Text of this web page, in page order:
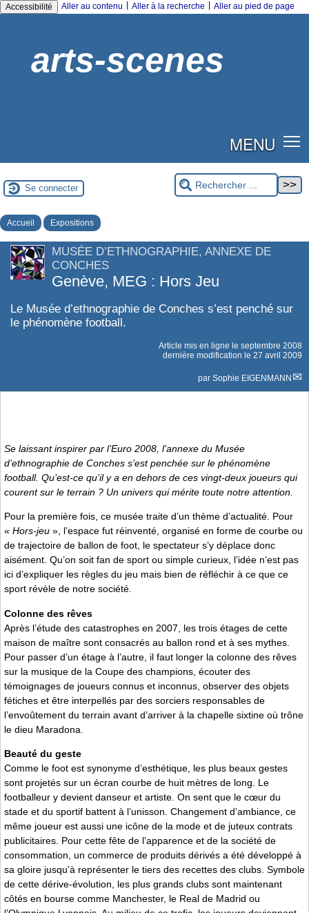
Accessibilité Aller au contenu Aller à la recherche Aller au pied de page
arts-scenes
MENU
Se connecter
Accueil Expositions
MUSÉE D’ETHNOGRAPHIE, ANNEXE DE
CONCHES
Genève, MEG : Hors Jeu
Le Musée d’ethnographie de Conches s’est penché sur
le phénomène football.
Article mis en ligne le septembre 2008
dernière modification le 27 avril 2009
par Sophie EIGENMANN
Se laissant inspirer par l’Euro 2008, l’annexe du Musée
d’ethnographie de Conches s’est penchée sur le phénomène
football. Qu’est-ce qu’il y a en dehors de ces vingt-deux joueurs qui
courent sur le terrain ? Un univers qui mérite toute notre attention.
Pour la première fois, ce musée traite d’un thème d’actualité. Pour
« Hors-jeu », l’espace fut réinventé, organisé en forme de courbe ou
de trajectoire de ballon de foot, le spectateur s’y déplace donc
aisément. Qu’on soit fan de sport ou simple curieux, l’idée n’est pas
ici d’expliquer les règles du jeu mais bien de réfléchir à ce que ce
sport révèle de notre société.
Colonne des rêves
Après l’étude des catastrophes en 2007, les trois étages de cette
maison de maître sont consacrés au ballon rond et à ses mythes.
Pour passer d’un étage à l’autre, il faut longer la colonne des rêves
sur la musique de la Coupe des champions, écouter des
témoignages de joueurs connus et inconnus, observer des objets
fétiches et être interpellés par des sorciers responsables de
l’envoûtement du terrain avant d’arriver à la chapelle sixtine où trône
le dieu Maradona.
Beauté du geste
Comme le foot est synonyme d’esthétique, les plus beaux gestes
sont projetés sur un écran courbe de huit mètres de long. Le
footballeur y devient danseur et artiste. On sent que le cœur du
stade et du sportif battent à l’unisson. Changement d’ambiance, ce
même joueur est aussi une icône de la mode et de juteux contrats
publicitaires. Pour cette fête de l’apparence et de la société de
consommation, un commerce de produits dérivés a été développé à
sa gloire jusqu’à représenter le tiers des recettes des clubs. Symbole
de cette dérive-évolution, les plus grands clubs sont maintenant
côtés en bourse comme Manchester, le Real de Madrid ou